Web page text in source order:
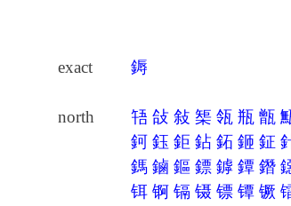
exact 鎒
north 啎敆敍榘瓴瓶甑
鈳鈺鉅鉆鉐鉔鉦
鎷鏀鏂鏢鏬鐔鐕
铒锕镉镊镖镡镢